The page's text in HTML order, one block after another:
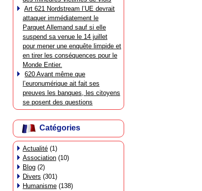
Art 621 Nordstream l’UE devrait
attaquer immédiatement le
Parquet Allemand sauf si elle
suspend sa venue le 14 juillet
pour mener une enquête limpide et
en tirer les conséquences pour le
Monde Entier.
620 Avant même que
l’euronumérique ait fait ses
preuves les banques, les citoyens
se posent des questions
Catégories
Actualité (1)
Association (10)
Blog (2)
Divers (301)
Humanisme (138)